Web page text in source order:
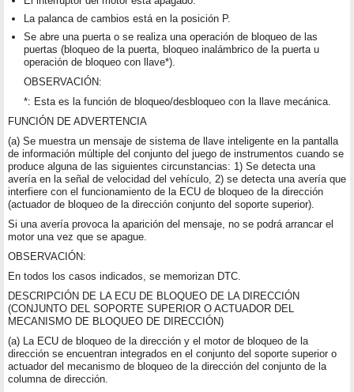
La palanca de cambios está en la posición P.
Se abre una puerta o se realiza una operación de bloqueo de las
puertas (bloqueo de la puerta, bloqueo inalámbrico de la puerta u
operación de bloqueo con llave*).
OBSERVACIÓN:
*: Esta es la función de bloqueo/desbloqueo con la llave mecánica.
FUNCIÓN DE ADVERTENCIA
(a) Se muestra un mensaje de sistema de llave inteligente en la pantalla
de información múltiple del conjunto del juego de instrumentos cuando se
produce alguna de las siguientes circunstancias: 1) Se detecta una
avería en la señal de velocidad del vehículo, 2) se detecta una avería que
interfiere con el funcionamiento de la ECU de bloqueo de la dirección
(actuador de bloqueo de la dirección conjunto del soporte superior).
Si una avería provoca la aparición del mensaje, no se podrá arrancar el
motor una vez que se apague.
OBSERVACIÓN:
En todos los casos indicados, se memorizan DTC.
DESCRIPCIÓN DE LA ECU DE BLOQUEO DE LA DIRECCIÓN
(CONJUNTO DEL SOPORTE SUPERIOR O ACTUADOR DEL
MECANISMO DE BLOQUEO DE DIRECCIÓN)
(a) La ECU de bloqueo de la dirección y el motor de bloqueo de la
dirección se encuentran integrados en el conjunto del soporte superior o
actuador del mecanismo de bloqueo de la dirección del conjunto de la
columna de dirección.